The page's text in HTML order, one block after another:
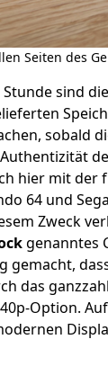
Seiten des
sind
sobald
hier mit der
64 und
Zweck
genanntes
gemacht,
das
Option.